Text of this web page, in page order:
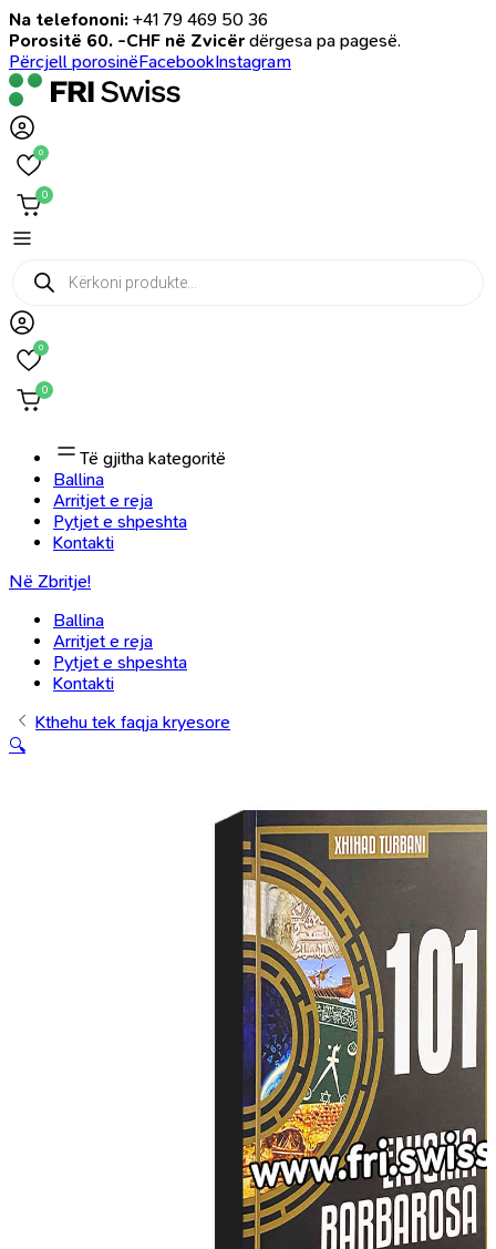
Na telefononi: +41 79 469 50 36
Porositë 60. -CHF në Zvicër dërgesa pa pagesë.
Përcjell porosinëFacebookInstagram
0
0
Products
search
0
0
Të gjitha kategoritë
Ballina
Arritjet e reja
Pytjet e shpeshta
Kontakti
Në Zbritje!
Ballina
Arritjet e reja
Pytjet e shpeshta
Kontakti
Kthehu tek faqja kryesore
🔍